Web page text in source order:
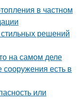
в частном
решений
на самом деле
есть в
или